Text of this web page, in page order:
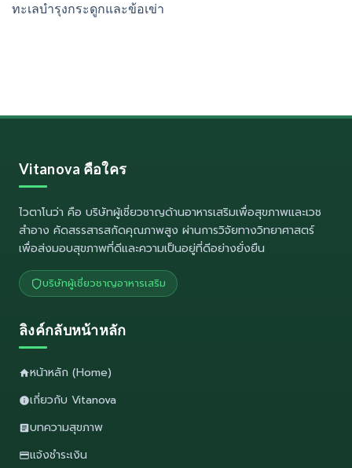
ทะเลบำรุงกระดูกและข้อเข่า
Vitanova คือใคร
ไวตาโนว่า คือ บริษัทผู้เชี่ยวชาญด้านอาหารเสริมเพื่อสุขภาพและเวช
สำอาง คัดสรรสารสกัดคุณภาพสูง ผ่านการวิจัยทางวิทยาศาสตร์
เพื่อส่งมอบสุขภาพที่ดีและความเป็นอยู่ที่ดีอย่างยั่งยืน
บริษัทผู้เชี่ยวชาญอาหารเสริม
ลิงค์กลับหน้าหลัก
หน้าหลัก (Home)
เกี่ยวกับ Vitanova
บทความสุขภาพ
แจ้งชำระเงิน